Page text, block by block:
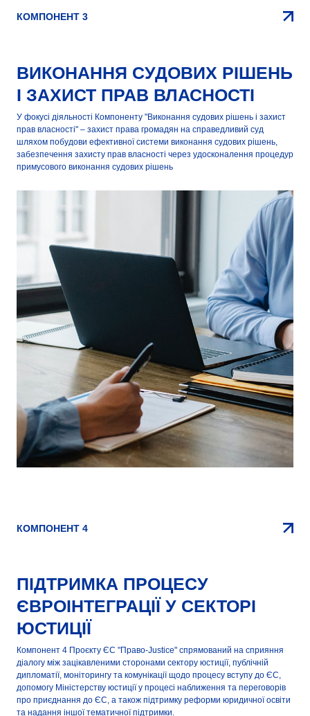
КОМПОНЕНТ 3
ВИКОНАННЯ СУДОВИХ РІШЕНЬ
І ЗАХИСТ ПРАВ ВЛАСНОСТІ
У фокусі діяльності Компоненту "Виконання судових рішень і захист
прав власності" – захист права громадян на справедливий суд
шляхом побудови ефективної системи виконання судових рішень,
забезпечення захисту прав власності через удосконалення процедур
примусового виконання судових рішень
КОМПОНЕНТ 4
ПІДТРИМКА ПРОЦЕСУ
ЄВРОІНТЕГРАЦІЇ У СЕКТОРІ
ЮСТИЦІЇ
Компонент 4 Проєкту ЄС "Право-Justice" спрямований на сприяння
діалогу між зацікавленими сторонами сектору юстиції, публічній
дипломатії, моніторингу та комунікації щодо процесу вступу до ЄС,
допомогу Міністерству юстиції у процесі наближення та переговорів
про приєднання до ЄС, а також підтримку реформи юридичної освіти
та надання іншої тематичної підтримки.